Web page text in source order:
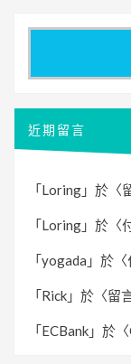
近期留言
「 Loring 」於〈
「 Loring 」於〈
「 yogada 」於〈
「 Rick 」於〈留
「 ECBank 」於〈